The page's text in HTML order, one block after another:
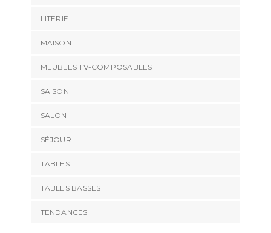
LITERIE
MAISON
MEUBLES TV-COMPOSABLES
SAISON
SALON
SÉJOUR
TABLES
TABLES BASSES
TENDANCES